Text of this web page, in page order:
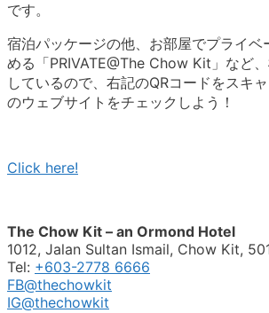
です。
宿泊パッケージの他、お部屋でプライベ
める「PRIVATE@The Chow Kit」など
しているので、右記のQRコードをスキ
のウェブサイトをチェックしよう！
Click here!
The Chow Kit – an Ormond Hotel
1012, Jalan Sultan Ismail, Chow Kit,
Tel: +603-2778 6666
FB@thechowkit
IG@thechowkit